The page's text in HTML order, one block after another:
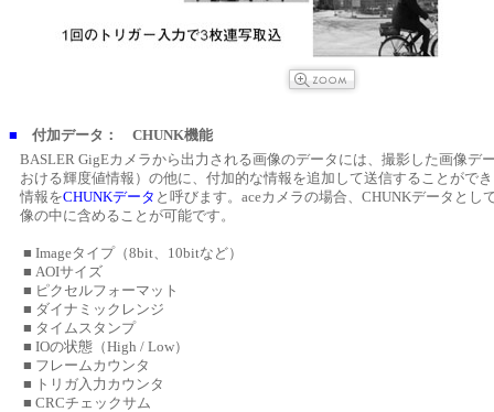
■
付加データ： CHUNK機能
BASLER GigEカメラから出力される画像のデータには、撮影した画像デ
おける輝度値情報）の他に、付加的な情報を追加して送信することがで
情報をCHUNKデータ と呼びます。aceカメラの場合、CHUNKデータとし
像の中に含めることが可能です。
■ Imageタイプ（8bit、10bitなど）
■ AOIサイズ
■ ピクセルフォーマット
■ ダイナミックレンジ
■ タイムスタンプ
■ IOの状態（High / Low）
■ フレームカウンタ
■ トリガ入力カウンタ
■ CRCチェックサム